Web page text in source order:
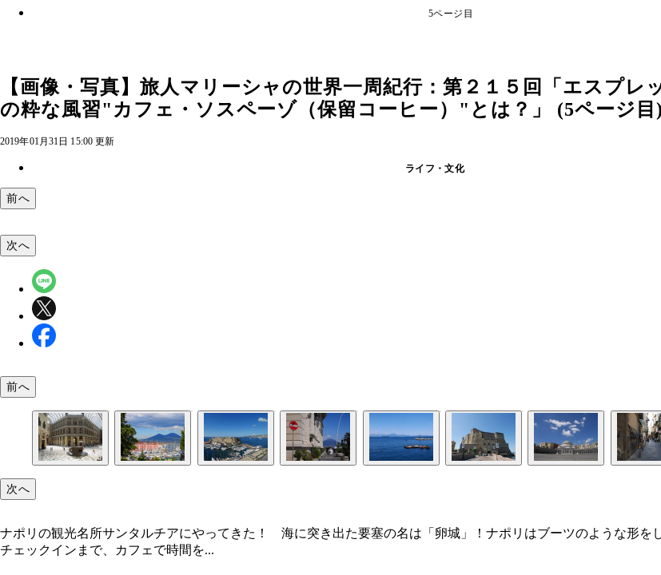
5ページ目
【画像・写真】旅人マリーシャの世界一周紀行：第２１５回「エスプレ
の粋な風習"カフェ・ソスペーゾ（保留コーヒー）"とは？」 (5ページ目)
2019年01月31日 15:00 更新
ライフ・文化
前へ
次へ
前へ
次へ
ナポリの観光名所サンタルチアにやってきた！ 海に突き出た要塞の名は「卵城」！ナポリはブーツのような形
チェックインまで、カフェで時間を...